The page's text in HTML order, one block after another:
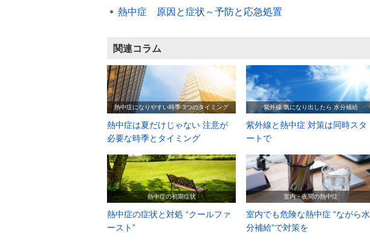
熱中症 原因と症状～予防と応急処置
関連コラム
熱中症は夏だけじゃない 注意が
必要な時季とタイミング
熱中症になりやすい時季 3つのタイミング
紫外線と熱中症 対策は同時スタ
ートで
紫外線 気になり出したら 水分補給
熱中症の症状と対処 “クールファ
ースト”
熱中症の初期症状
室内でも危険な熱中症 “ながら水
分補給”で対策を
室内・夜間の熱中症